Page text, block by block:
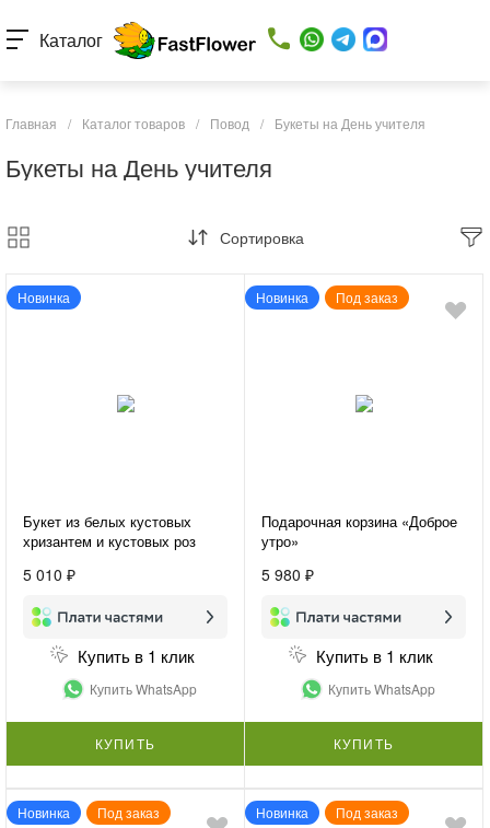
Каталог
Главная / Каталог товаров / Повод / Букеты на День учителя
Букеты на День учителя
Сортировка
Новинка
Букет из белых кустовых
хризантем и кустовых роз
5 010 ₽
Купить в 1 клик
Купить WhatsApp
КУПИТЬ
Новинка Под заказ
Подарочная корзина «Доброе
утро»
5 980 ₽
Купить в 1 клик
Купить WhatsApp
КУПИТЬ
Новинка Под заказ Новинка Под заказ